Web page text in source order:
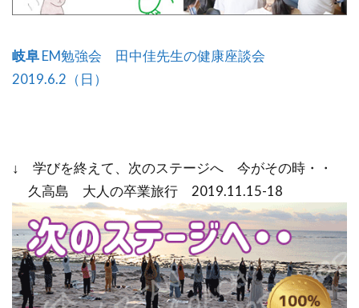
岐阜EM勉強会 田中佳先生の健康座談会
2019.6.2（日）
↓ 学びを終えて、次のステージへ 今がその時・・
久高島 大人の卒業旅行 2019.11.15-18